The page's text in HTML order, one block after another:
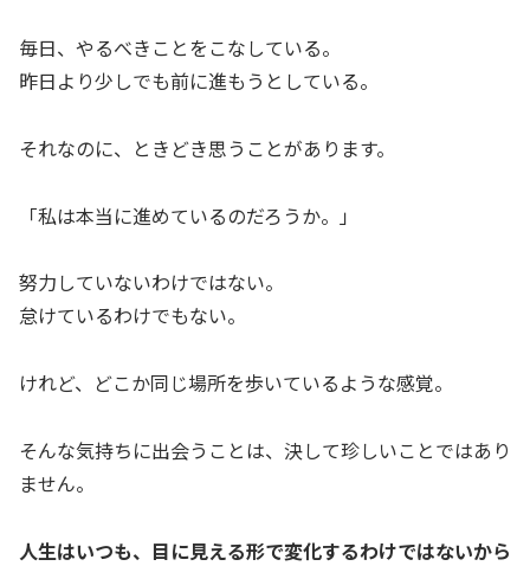
毎日、やるべきことをこなしている。
昨日より少しでも前に進もうとしている。
それなのに、ときどき思うことがあります。
「私は本当に進めているのだろうか。」
努力していないわけではない。
怠けているわけでもない。
けれど、どこか同じ場所を歩いているような感覚。
そんな気持ちに出会うことは、決して珍しいことではあり
ません。
人生はいつも、目に見える形で変化するわけではないから